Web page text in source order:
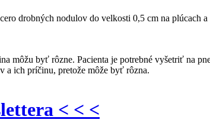
drobných nodulov do velkosti 0,5 cm na plúcach
môžu byť rôzne. Pacienta je potrebné vyšetriť na
a ich príčinu, pretože môže byť rôzna.
< < <